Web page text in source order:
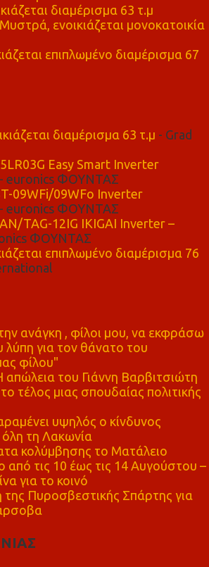
διαμέρισμα 63 τ.μ
ενοικιάζεται μονοκατοικία
επιπλωμένο διαμέρισμα 67
διαμέρισμα 63 τ.μ - Grad
Easy Smart Inverter
- euronics ΦΟΥΝΤΑΣ
09WFi/09WFo Inverter
- euronics ΦΟΥΝΤΑΣ
TAG-12IG IKIGAI Inverter –
ΦΟΥΝΤΑΣ
επιπλωμένο διαμέρισμα 76
ανάγκη , φίλοι μου, να εκφράσω
λύπη για τον θάνατο του
φίλου"
του Γιάννη Βαρβιτσιώτη
τέλος μιας σπουδαίας πολιτικής
υψηλός ο κίνδυνος
τη Λακωνία
κολύμβησης το Ματάλειο
από τις 10 έως τις 14 Αυγούστου –
για το κοινό
της Πυροσβεστικής Σπάρτης για